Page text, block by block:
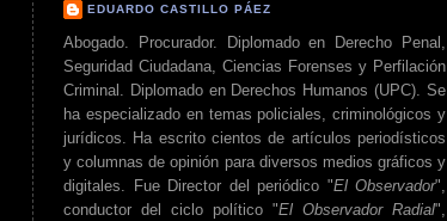
EDUARDO CASTILLO PÁEZ
Abogado. Procurador. Diplomado en Derecho Penal,
Seguridad Ciudadana, Ciencias Forenses y Perfilación
Criminal. Diplomado en Derechos Humanos (UPC). Se
ha especializado en temas policiales, criminológicos y
jurídicos. Ha escrito cientos de artículos periodísticos
y columnas de opinión para diversos medios gráficos y
digitales. Fue Director del periódico "El Observador",
conductor del ciclo político "El Observador Radial",